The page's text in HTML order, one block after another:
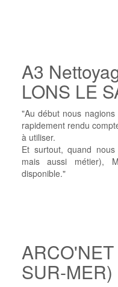
A3
LONS LE
"Au début nous
rapidement rendu
à utiliser.
Et surtout, quand
mais aussi métier),
disponible."
SUR-MER)